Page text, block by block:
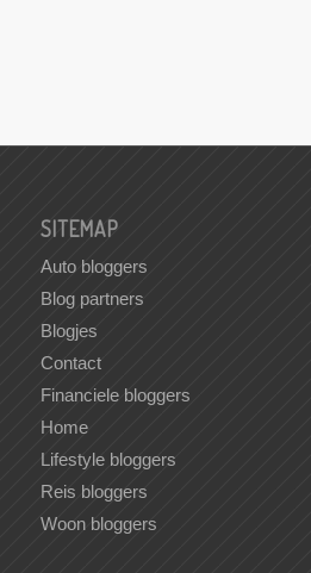
SITEMAP
Auto bloggers
Blog partners
Blogjes
Contact
Financiele bloggers
Home
Lifestyle bloggers
Reis bloggers
Woon bloggers